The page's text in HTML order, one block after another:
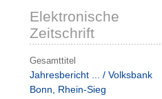
Elektronische
Zeitschrift
Gesamttitel
Jahresbericht ... / Volksbank
Bonn, Rhein-Sieg